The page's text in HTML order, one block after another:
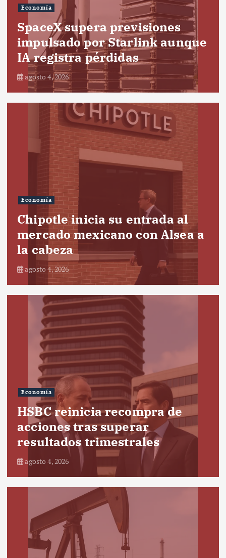
Economía
SpaceX supera previsiones
impulsado por Starlink aunque
IA registra pérdidas
agosto 4, 2026
Economía
Chipotle inicia su entrada al
mercado mexicano con Alsea a
la cabeza
agosto 4, 2026
Economía
HSBC reinicia recompra de
acciones tras superar
resultados trimestrales
agosto 4, 2026